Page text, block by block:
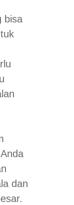
bisa
dan